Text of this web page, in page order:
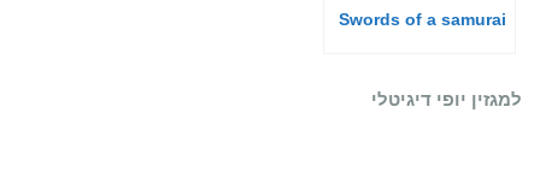
Swords of a samurai
למגזין יופי דיגיטלי